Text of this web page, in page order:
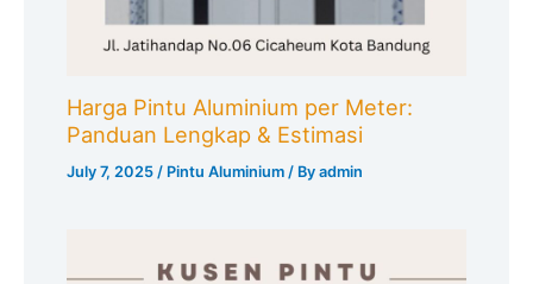
Harga Pintu Aluminium per Meter:
Panduan Lengkap & Estimasi
July 7, 2025 / Pintu Aluminium / Byadmin